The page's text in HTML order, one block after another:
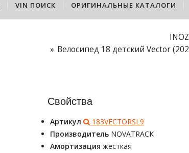
VIN ПОИСК ОРИГИНАЛЬНЫЕ КАТАЛОГИ
Велосипед 18 детский Vector
Свойства
Артикул
183VECTORSL9
Производитель NOVATRACK
Амортизация жесткая